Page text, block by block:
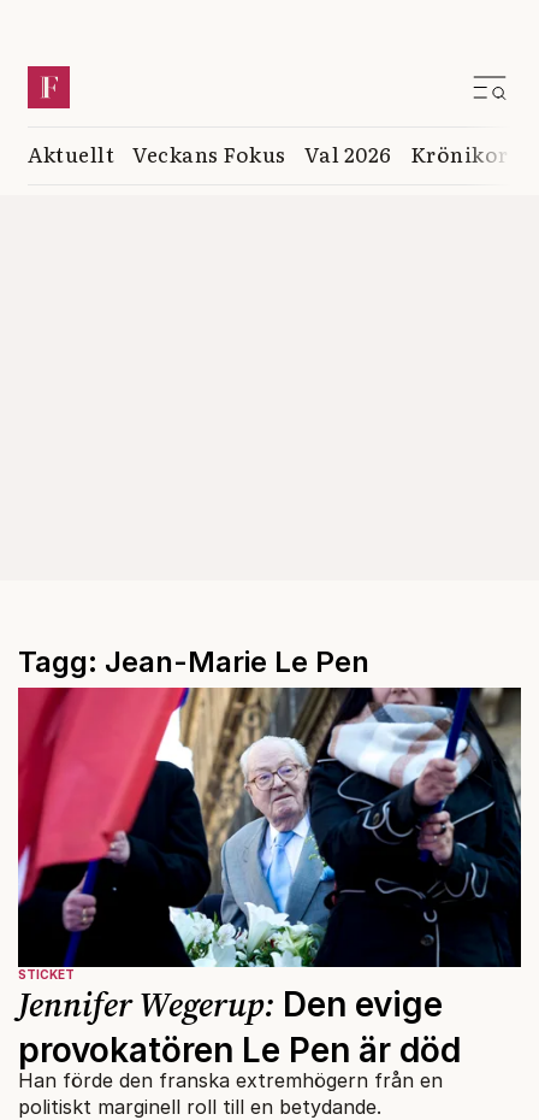
Aktuellt Veckans Fokus Val 2026 Krönikor
Tagg: Jean-Marie Le Pen
STICKET
Jennifer Wegerup: Den evige
provokatören Le Pen är död
Han förde den franska extremhögern från en
politiskt marginell roll till en betydande.